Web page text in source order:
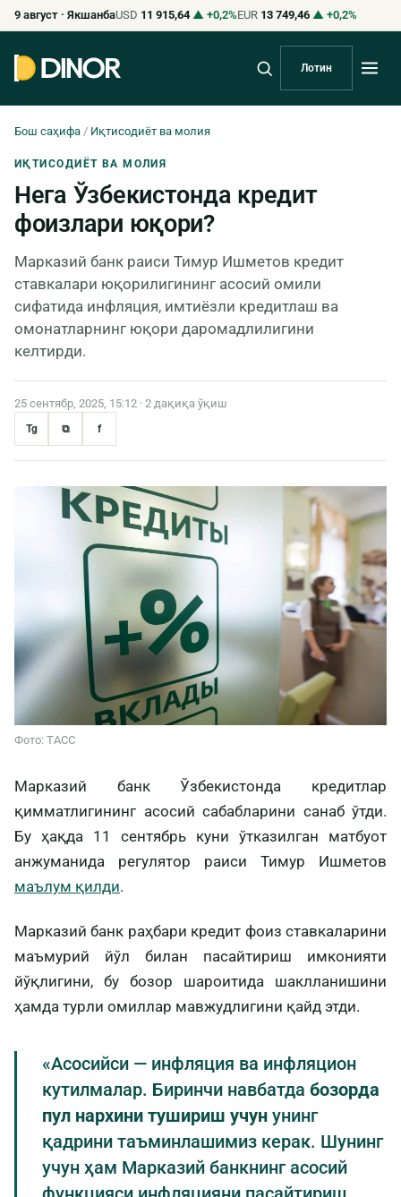
9 август · ЯкшанбаUSD 11 915,64 ▲ +0,2%EUR 13 749,46 ▲ +0,2%
Лотин
Бош саҳифа / Иқтисодиёт ва молия
ИҚТИСОДИЁТ ВА МОЛИЯ
Нега Ўзбекистонда кредит
фоизлари юқори?
Марказий банк раиси Тимур Ишметов кредит
ставкалари юқорилигининг асосий омили
сифатида инфляция, имтиёзли кредитлаш ва
омонатларнинг юқори даромадлилигини
келтирди.
25 сентябр, 2025, 15:12 · 2 дақиқа ўқиш
Tg ⧉ f
Фото: ТАСС
Марказий банк Ўзбекистонда кредитлар
қимматлигининг асосий сабабларини санаб ўтди.
Бу ҳақда 11 сентябрь куни ўтказилган матбуот
анжуманида регулятор раиси Тимур Ишметов
маълум қилди.
Марказий банк раҳбари кредит фоиз ставкаларини
маъмурий йўл билан пасайтириш имконияти
йўқлигини, бу бозор шароитида шаклланишини
ҳамда турли омиллар мавжудлигини қайд этди.
«Асосийси — инфляция ва инфляцион
кутилмалар. Биринчи навбатда бозорда
пул нархини тушириш учун унинг
қадрини таъминлашимиз керак. Шунинг
учун ҳам Марказий банкнинг асосий